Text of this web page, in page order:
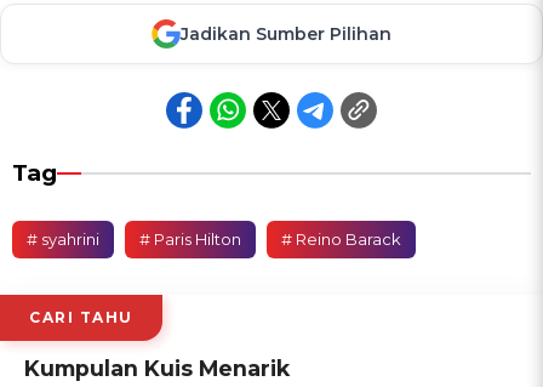
Jadikan Sumber Pilihan
Tag
# syahrini # Paris Hilton # Reino Barack
CARI TAHU
Kumpulan Kuis Menarik